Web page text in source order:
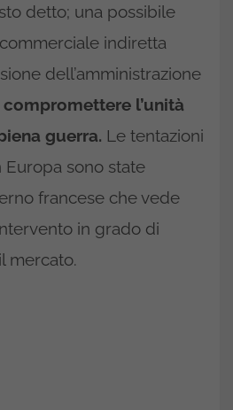
detto; una possibile
indiretta
dell’amministrazione
l’unità
guerra. Le tentazioni
sono state
francese che vede
in grado di
mercato.